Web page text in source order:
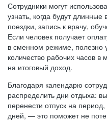
Сотрудники могут
узнать, когда будут
поездки, запись к врачу,
Если человек получает
в сменном режиме, полезно
количество рабочих часов в
на итоговый доход.
Благодаря календарю
распределить дни отдыха:
перенести отпуск на
дней, — это поможет не